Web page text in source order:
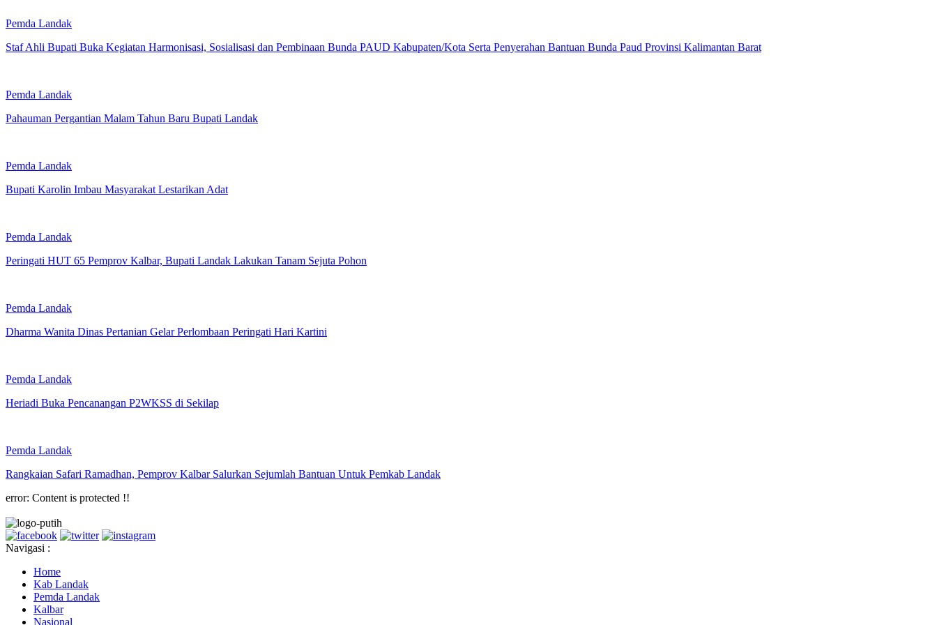
Pemda Landak
Staf Ahli Bupati Buka Kegiatan Harmonisasi, Sosialisasi dan Pembinaan Bunda PAUD Kabupaten/Kota Serta Penyerahan Bantuan Bunda Paud Provinsi Kalimantan Barat
Pemda Landak
Pahauman Pergantian Malam Tahun Baru Bupati Landak
Pemda Landak
Bupati Karolin Imbau Masyarakat Lestarikan Adat
Pemda Landak
Peringati HUT 65 Pemprov Kalbar, Bupati Landak Lakukan Tanam Sejuta Pohon
Pemda Landak
Dharma Wanita Dinas Pertanian Gelar Perlombaan Peringati Hari Kartini
Pemda Landak
Heriadi Buka Pencanangan P2WKSS di Sekilap
Pemda Landak
Rangkaian Safari Ramadhan, Pemprov Kalbar Salurkan Sejumlah Bantuan Untuk Pemkab Landak
error: Content is protected !!
Navigasi :
Home
Kab Landak
Pemda Landak
Kalbar
Nasional